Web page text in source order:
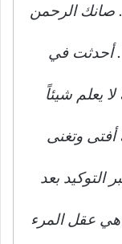
صانك الرحمن
أحدثت في
يعلم شيئاً
وتغنى
بعد
عقل المرء